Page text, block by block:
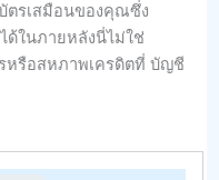
ตรเสมือนของคุณซึ่ง
ในภายหลังนี่ไม่ใช่
หรือสหภาพเครดิตที่ บัญชี